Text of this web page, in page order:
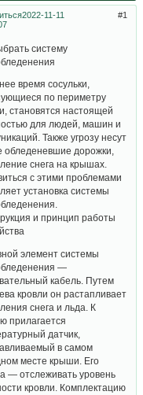
1
2022-11-11
систему
время сосульки,
по периметру
становятся настоящей
для людей, машин и
Также угрозу несут
обледеневшие дорожки,
снега на крышах.
с этими проблемами
установка системы
и принцип работы
элемент системы
—
кабель. Путем
кровли он растапливает
снега и льда. К
прилагается
датчик,
в самом
месте крыши. Его
— отслеживать уровень
кровли. Комплектацию